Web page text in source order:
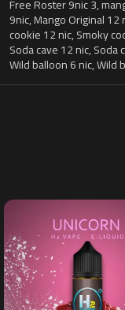
Free Roster 9nic 3,
9nic,Mango Original 12
cookie 12 nic,Smoky
Soda cave 12 nic,Soda
Wild balloon 6 nic,Wild